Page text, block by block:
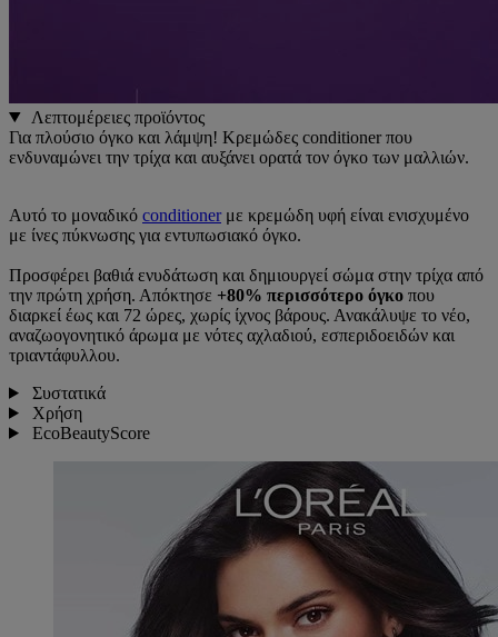
Λεπτομέρειες προϊόντος
Για πλούσιο όγκο και λάμψη! Κρεμώδες conditioner που
ενδυναμώνει την τρίχα και αυξάνει ορατά τον όγκο των μαλλιών.
Αυτό το μοναδικό conditionerμε κρεμώδη υφή είναι ενισχυμένο
με ίνες πύκνωσης για εντυπωσιακό όγκο.
Προσφέρει βαθιά ενυδάτωση και δημιουργεί σώμα στην τρίχα από
την πρώτη χρήση. Απόκτησε +80% περισσότερο όγκο που
διαρκεί έως και 72 ώρες, χωρίς ίχνος βάρους. Ανακάλυψε το νέο,
αναζωογονητικό άρωμα με νότες αχλαδιού, εσπεριδοειδών και
τριαντάφυλλου.
Συστατικά
Χρήση
EcoBeautyScore